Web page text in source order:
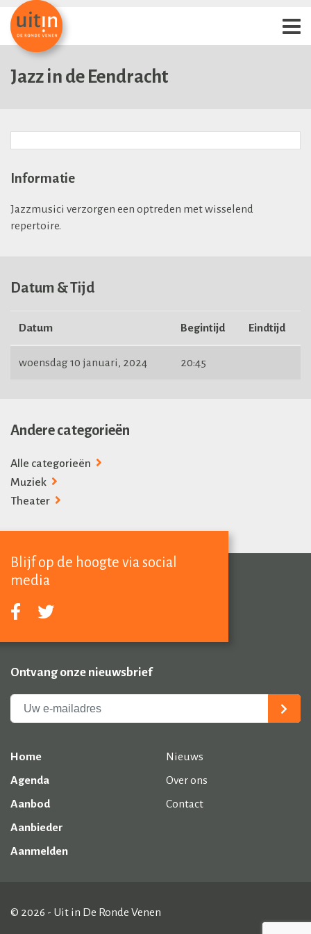
Jazz in de Eendracht
Informatie
Jazzmusici verzorgen een optreden met wisselend
repertoire.
Datum & Tijd
Datum Begintijd Eindtijd
woensdag 10 januari, 2024 20:45
Andere categorieën
Alle categorieën
Muziek
Theater
Blijf op de hoogte via social
media
Ontvang onze nieuwsbrief
Home
Agenda
Aanbod
Aanbieder
Aanmelden
Nieuws
Over ons
Contact
© 2026 - Uit in De Ronde Venen